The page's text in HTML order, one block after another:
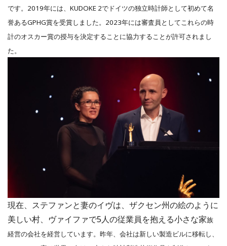
です。2019年には、KUDOKE 2でドイツの独立時計師として初めて名
誉あるGPHG賞を受賞しました。2023年には審査員としてこれらの時
計のオスカー賞の授与を決定することに協力することが許可されまし
た。
現在、ステファンと妻のイヴは、ザクセン州の絵のように
美しい村、ヴァイファで5人の従業員を抱える小さな家族
経営の会社を経営しています。昨年、会社は新しい製造ビルに移転し、